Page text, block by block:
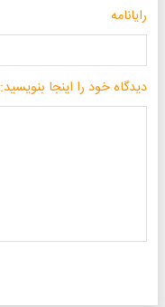
رایانامه
دیدگاه خود را اینجا بنویسید: